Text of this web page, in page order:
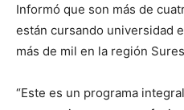
Informó que son más de
están cursando universidad
más de mil en la región
“Este es un programa